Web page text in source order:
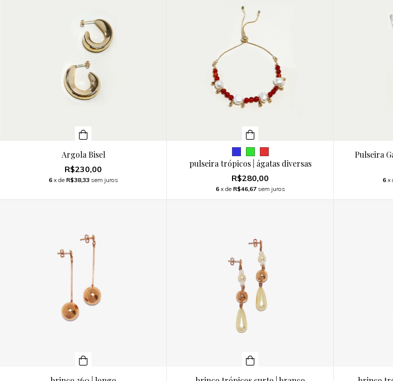
Argola Bisel
R$230,00
6 x de R$38,33 sem juros
pulseira trópicos | ágatas diversas
R$280,00
6 x de R$46,67 sem juros
Pulseira
6 x